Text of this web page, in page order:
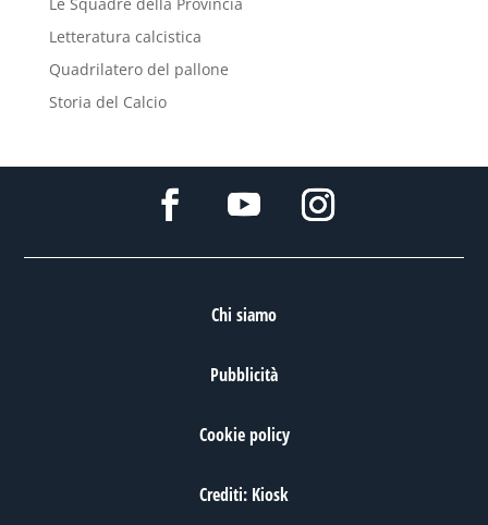
Letteratura calcistica
Quadrilatero del pallone
Storia del Calcio
Chi siamo
Pubblicità
Cookie policy
Crediti: Kiosk